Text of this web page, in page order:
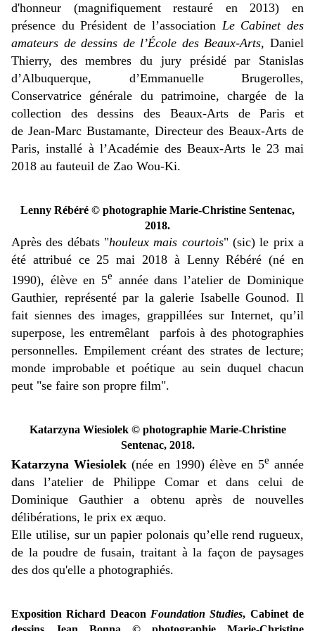
d'honneur (magnifiquement restauré en 2013) en
présence du Président de l’association Le Cabinet des
amateurs de dessins de l’École des Beaux-Arts, Daniel
Thierry, des membres du jury présidé par Stanislas
d’Albuquerque, d’Emmanuelle Brugerolles,
Conservatrice générale du patrimoine, chargée de la
collection des dessins des Beaux-Arts de Paris et
de Jean-Marc Bustamante, Directeur des Beaux-Arts de
Paris, installé à l’Académie des Beaux-Arts le 23 mai
2018 au fauteuil de Zao Wou-Ki.
Lenny Rébéré © photographie Marie-Christine Sentenac,
2018.
Après des débats "houleux mais courtois" (sic) le prix a
été attribué ce 25 mai 2018 à Lenny Rébéré (né en
1990), élève en 5e
année dans l’atelier de Dominique
Gauthier, représenté par la galerie Isabelle Gounod. Il
fait siennes des images, grappillées sur Internet, qu’il
superpose, les entremêlant parfois à des photographies
personnelles. Empilement créant des strates de lecture;
monde improbable et poétique au sein duquel chacun
peut "se faire son propre film".
Katarzyna Wiesiolek © photographie Marie-Christine
Sentenac, 2018.
Katarzyna Wiesiolek (née en 1990) élève en 5e année
dans l’atelier de Philippe Comar et dans celui de
Dominique Gauthier a obtenu après de nouvelles
délibérations, le prix ex æquo.
Elle utilise, sur un papier polonais qu’elle rend rugueux,
de la poudre de fusain, traitant à la façon de paysages
des dos qu'elle a photographiés.
Exposition Richard Deacon Foundation Studies, Cabinet de